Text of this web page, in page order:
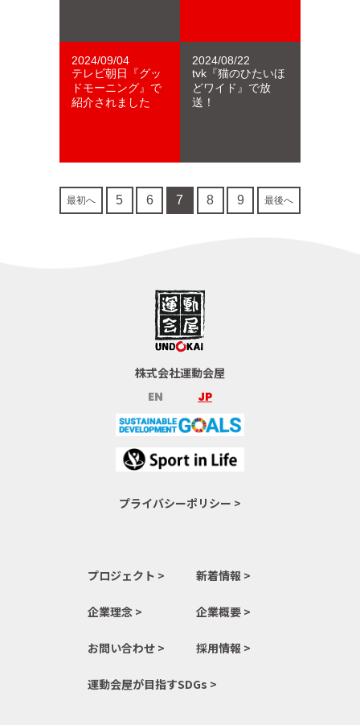
2024/09/04
テレビ朝日『グッ
ドモーニング』で
紹介されました
2024/08/22
tvk『猫のひたいほ
どワイド』で放
送！
最初へ 5 6 7 8 9 最後へ
株式会社運動会屋
EN
JP
プライバシーポリシー >
プロジェクト > 新着情報 >
企業理念 > 企業概要 >
お問い合わせ > 採用情報 >
運動会屋が目指すSDGs >